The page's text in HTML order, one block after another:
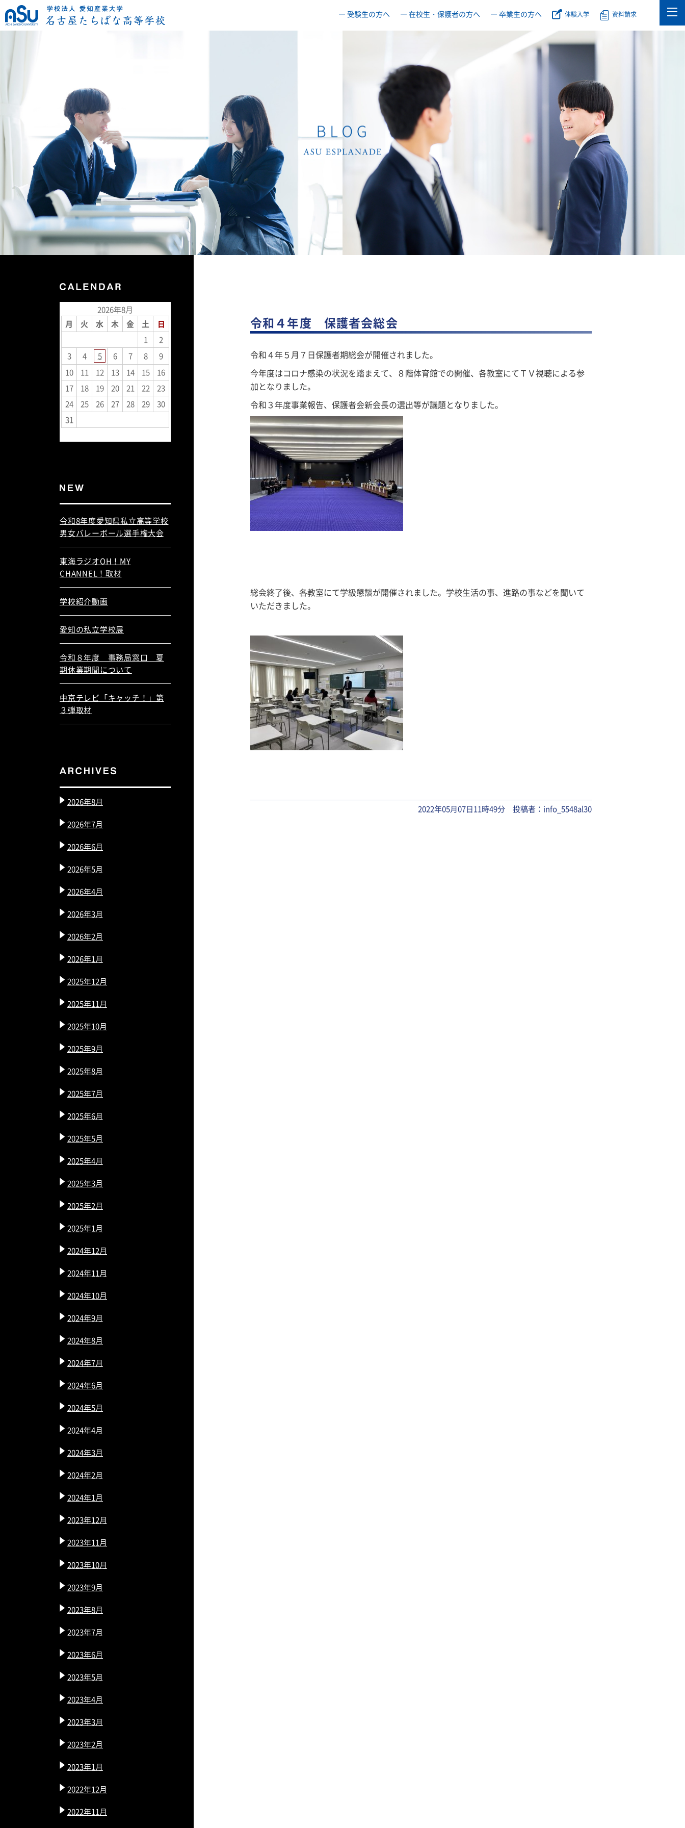
― 受験生の方へ ― 在校生・保護者の方へ ― 卒業生の方へ 体験入学 資料請求
令和４年度 保護者会総会
令和４年５月７日保護者期総会が開催されました。
今年度はコロナ感染の状況を踏まえて、８階体育館での開催、各教室にてＴＶ視聴による参
加となりました。
令和３年度事業報告、保護者会新会長の選出等が議題となりました。
総会終了後、各教室にて学級懇談が開催されました。学校生活の事、進路の事などを聞いて
いただきました。
2022年05月07日11時49分 投稿者：info_5548al30
2026年8月
月
火 水 木 金 土
日
1
2
3
4 5 6 7 8
9
10
11 12 13 14 15
16
17
18 19 20 21 22
23
24
25 26 27 28 29
30
31
令和8年度愛知県私立高等学校
男女バレーボール選手権大会
東海ラジオOH！MY
CHANNEL！取材
学校紹介動画
愛知の私立学校展
令和８年度 事務局窓口 夏
期休業期間について
中京テレビ「キャッチ！」第
３弾取材
2026年8月
2026年7月
2026年6月
2026年5月
2026年4月
2026年3月
2026年2月
2026年1月
2025年12月
2025年11月
2025年10月
2025年9月
2025年8月
2025年7月
2025年6月
2025年5月
2025年4月
2025年3月
2025年2月
2025年1月
2024年12月
2024年11月
2024年10月
2024年9月
2024年8月
2024年7月
2024年6月
2024年5月
2024年4月
2024年3月
2024年2月
2024年1月
2023年12月
2023年11月
2023年10月
2023年9月
2023年8月
2023年7月
2023年6月
2023年5月
2023年4月
2023年3月
2023年2月
2023年1月
2022年12月
2022年11月